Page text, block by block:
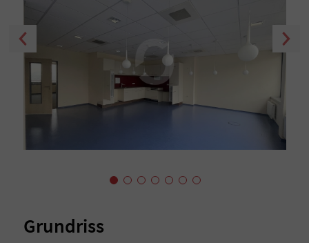
Grundriss